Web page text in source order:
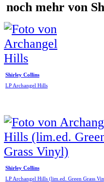
noch mehr von
Shirley Collins
LP Archangel Hills
Shirley Collins
LP Archangel Hills (lim.ed. Green Grass